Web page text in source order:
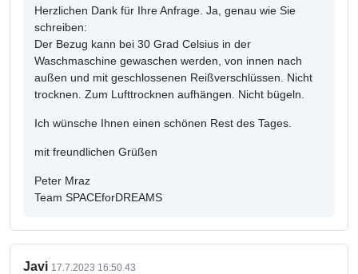
Herzlichen Dank für Ihre Anfrage. Ja, genau wie Sie
schreiben:
Der Bezug kann bei 30 Grad Celsius in der
Waschmaschine gewaschen werden, von innen nach
außen und mit geschlossenen Reißverschlüssen. Nicht
trocknen. Zum Lufttrocknen aufhängen. Nicht bügeln.
Ich wünsche Ihnen einen schönen Rest des Tages.
mit freundlichen Grüßen
Peter Mraz
Team SPACEforDREAMS
Javi 17.7.2023 16:50.43